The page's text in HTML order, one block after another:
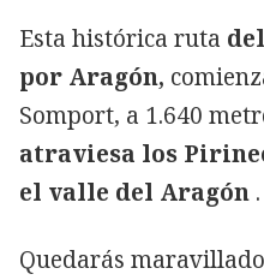
Esta histórica ruta
por Aragón,
Somport, a 1.640
atraviesa los
el valle del Aragón .
Quedarás maravillado